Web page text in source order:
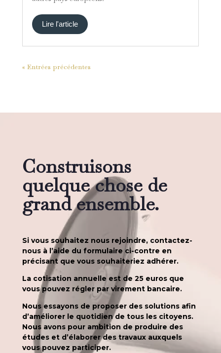
Lire l'article
« Entrées précédentes
Construisons
quelque chose de
grand ensemble.
Si vous souhaitez nous rejoindre, contactez-
nous à l’aide du formulaire ci-contre en
précisant que vous souhaiteriez adhérer.
La cotisation annuelle est de 25 euros que
vous pouvez régler par virement bancaire.
Nous essayons de proposer des solutions afin
d’améliorer le quotidien de tous les citoyens.
Nous avons pour ambition de produire des
études et d’élaborer des travaux auxquels
vous pouvez participer.